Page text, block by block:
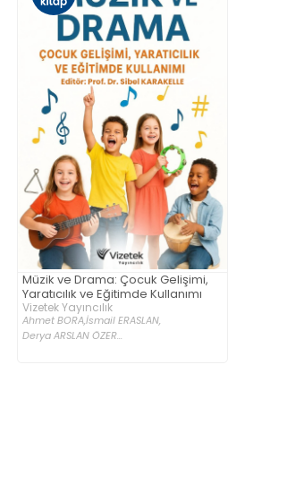
Müzik ve Drama: Çocuk Gelişimi,
Yaratıcılık ve Eğitimde Kullanımı
Vizetek Yayıncılık
Ahmet BORA,İsmail ERASLAN,
Derya ARSLAN ÖZER...